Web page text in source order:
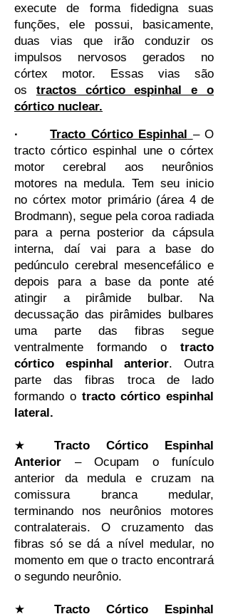
execute de forma fidedigna suas
funções, ele possui, basicamente,
duas vias que irão conduzir os
impulsos nervosos gerados no
córtex motor. Essas vias são
os tractos córtico espinhal e o
córtico nuclear.
·Tracto Córtico Espinhal – O
tracto córtico espinhal une o córtex
motor cerebral aos neurônios
motores na medula. Tem seu inicio
no córtex motor primário (área 4 de
Brodmann), segue pela coroa radiada
para a perna posterior da cápsula
interna, daí vai para a base do
pedúnculo cerebral mesencefálico e
depois para a base da ponte até
atingir a pirâmide bulbar. Na
decussação das pirâmides bulbares
uma parte das fibras segue
ventralmente formando o tracto
córtico espinhal anterior. Outra
parte das fibras troca de lado
formando o tracto córtico espinhal
lateral.
★ Tracto Córtico Espinhal
Anterior – Ocupam o funículo
anterior da medula e cruzam na
comissura branca medular,
terminando nos neurônios motores
contralaterais. O cruzamento das
fibras só se dá a nível medular, no
momento em que o tracto encontrará
o segundo neurônio.
★ Tracto Córtico Espinhal